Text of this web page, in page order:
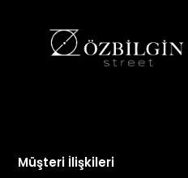
Müşteri İlişkileri